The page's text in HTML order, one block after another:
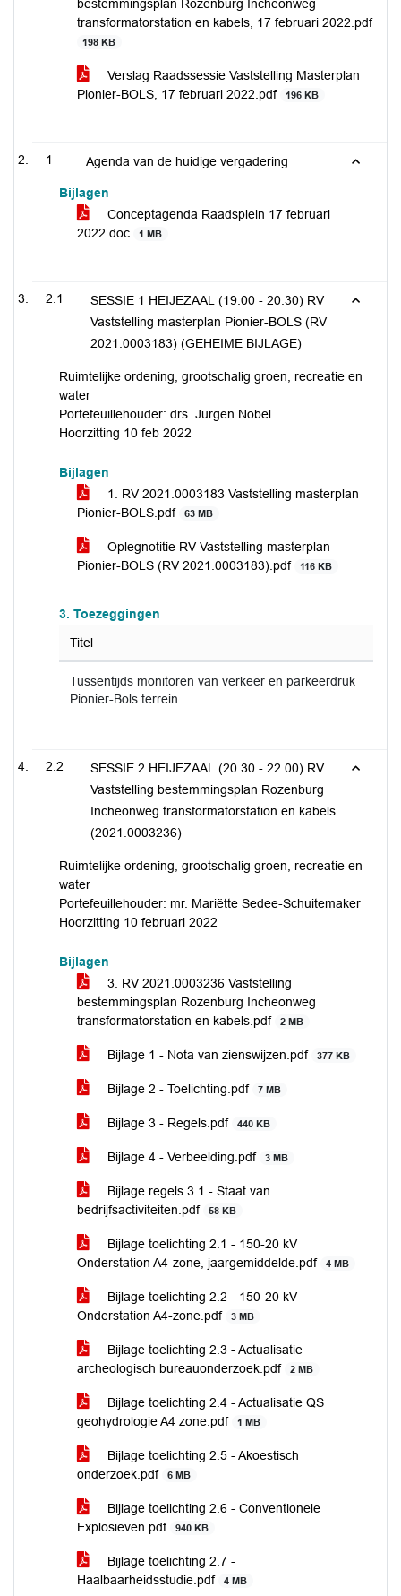
bestemmingsplan Rozenburg Incheonweg
transformatorstation en kabels, 17 februari 2022.pdf
198 KB
Verslag Raadssessie Vaststelling Masterplan
Pionier-BOLS, 17 februari 2022.pdf
196 KB
1 Agenda van de huidige vergadering
Bijlagen
Conceptagenda Raadsplein 17 februari
2022.doc
1 MB
2.1
SESSIE 1 HEIJEZAAL (19.00 - 20.30) RV
Vaststelling masterplan Pionier-BOLS (RV
2021.0003183) (GEHEIME BIJLAGE)
Ruimtelijke ordening, grootschalig groen, recreatie en
water
Portefeuillehouder: drs. Jurgen Nobel
Hoorzitting 10 feb 2022
Bijlagen
1. RV 2021.0003183 Vaststelling masterplan
Pionier-BOLS.pdf
63 MB
Oplegnotitie RV Vaststelling masterplan
Pionier-BOLS (RV 2021.0003183).pdf
116 KB
3. Toezeggingen
Titel
Tussentijds monitoren van verkeer en parkeerdruk
Pionier-Bols terrein
2.2
SESSIE 2 HEIJEZAAL (20.30 - 22.00) RV
Vaststelling bestemmingsplan Rozenburg
Incheonweg transformatorstation en kabels
(2021.0003236)
Ruimtelijke ordening, grootschalig groen, recreatie en
water
Portefeuillehouder: mr. Mariëtte Sedee-Schuitemaker
Hoorzitting 10 februari 2022
Bijlagen
3. RV 2021.0003236 Vaststelling
bestemmingsplan Rozenburg Incheonweg
transformatorstation en kabels.pdf
2 MB
Bijlage 1 - Nota van zienswijzen.pdf 377 KB
Bijlage 2 - Toelichting.pdf 7 MB
Bijlage 3 - Regels.pdf 440 KB
Bijlage 4 - Verbeelding.pdf 3 MB
Bijlage regels 3.1 - Staat van
bedrijfsactiviteiten.pdf
58 KB
Bijlage toelichting 2.1 - 150-20 kV
Onderstation A4-zone, jaargemiddelde.pdf
4 MB
Bijlage toelichting 2.2 - 150-20 kV
Onderstation A4-zone.pdf
3 MB
Bijlage toelichting 2.3 - Actualisatie
archeologisch bureauonderzoek.pdf
2 MB
Bijlage toelichting 2.4 - Actualisatie QS
geohydrologie A4 zone.pdf
1 MB
Bijlage toelichting 2.5 - Akoestisch
onderzoek.pdf
6 MB
Bijlage toelichting 2.6 - Conventionele
Explosieven.pdf
940 KB
Bijlage toelichting 2.7 -
Haalbaarheidsstudie.pdf
4 MB